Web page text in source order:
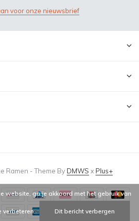
voor onze nieuwsbrief
Ramen - Theme ByDMWS xPlus+
website, ga je akkoord met het gebruik van
verbeteren. Dit bericht verbergen